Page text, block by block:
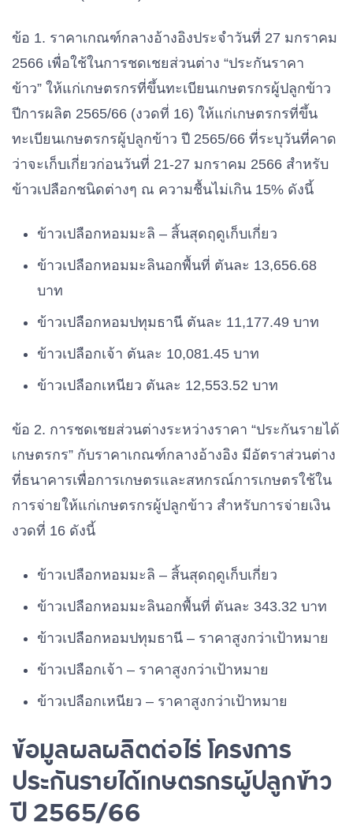
ข้อ 1. ราคาเกณฑ์กลางอ้างอิงประจำวันที่ 27 มกราคม
2566 เพื่อใช้ในการชดเชยส่วนต่าง “ประกันราคา
ข้าว” ให้แก่เกษตรกรที่ขึ้นทะเบียนเกษตรกรผู้ปลูกข้าว
ปีการผลิต 2565/66 (งวดที่ 16) ให้แก่เกษตรกรที่ขึ้น
ทะเบียนเกษตรกรผู้ปลูกข้าว ปี 2565/66 ที่ระบุวันที่คาด
ว่าจะเก็บเกี่ยวก่อนวันที่ 21-27 มกราคม 2566 สำหรับ
ข้าวเปลือกชนิดต่างๆ ณ ความชื้นไม่เกิน 15% ดังนี้
ข้าวเปลือกหอมมะลิ – สิ้นสุดฤดูเก็บเกี่ยว
ข้าวเปลือกหอมมะลินอกพื้นที่ ตันละ 13,656.68
บาท
ข้าวเปลือกหอมปทุมธานี ตันละ 11,177.49 บาท
ข้าวเปลือกเจ้า ตันละ 10,081.45 บาท
ข้าวเปลือกเหนียว ตันละ 12,553.52 บาท
ข้อ 2. การชดเชยส่วนต่างระหว่างราคา “ประกันรายได้
เกษตรกร” กับราคาเกณฑ์กลางอ้างอิง มีอัตราส่วนต่าง
ที่ธนาคารเพื่อการเกษตรและสหกรณ์การเกษตรใช้ใน
การจ่ายให้แก่เกษตรกรผู้ปลูกข้าว สำหรับการจ่ายเงิน
งวดที่ 16 ดังนี้
ข้าวเปลือกหอมมะลิ – สิ้นสุดฤดูเก็บเกี่ยว
ข้าวเปลือกหอมมะลินอกพื้นที่ ตันละ 343.32 บาท
ข้าวเปลือกหอมปทุมธานี – ราคาสูงกว่าเป้าหมาย
ข้าวเปลือกเจ้า – ราคาสูงกว่าเป้าหมาย
ข้าวเปลือกเหนียว – ราคาสูงกว่าเป้าหมาย
ข้อมูลผลผลิตต่อไร่ โครงการ
ประกันรายได้เกษตรกรผู้ปลูกข้าว
ปี 2565/66